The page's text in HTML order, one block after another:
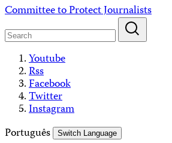
Skip
content
Committee to Protect Journalists
Youtube
Rss
Facebook
Twitter
Instagram
Português
Switch Language